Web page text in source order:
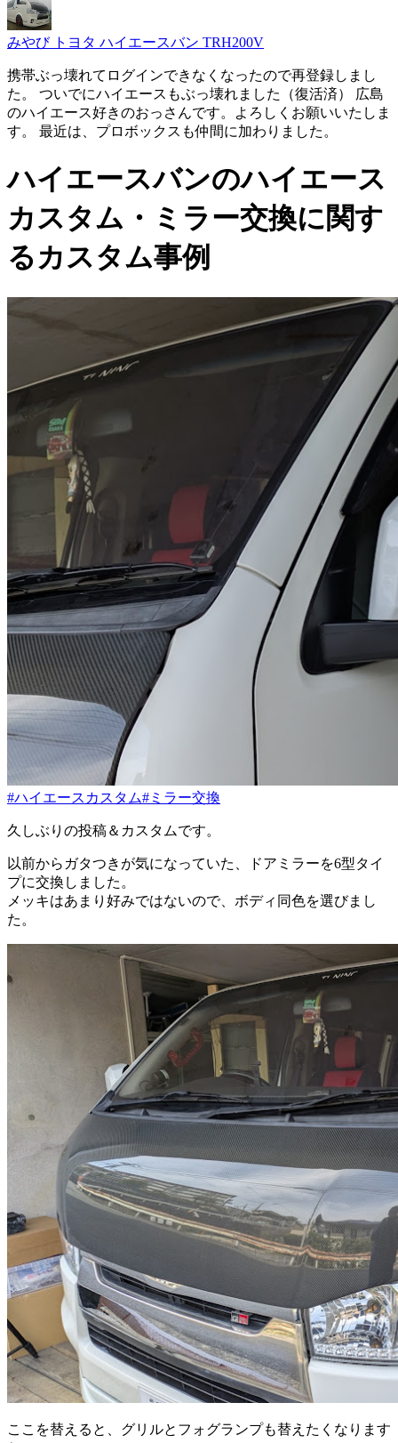
みやび トヨタ ハイエースバン TRH200V
携帯ぶっ壊れてログインできなくなったので再登録しまし
た。 ついでにハイエースもぶっ壊れました（復活済） 広島
のハイエース好きのおっさんです。よろしくお願いいたしま
す。 最近は、プロボックスも仲間に加わりました。
ハイエースバンのハイエース
カスタム・ミラー交換に関す
るカスタム事例
#ハイエースカスタム#ミラー交換
久しぶりの投稿＆カスタムです。
以前からガタつきが気になっていた、ドアミラーを6型タイ
プに交換しました。
メッキはあまり好みではないので、ボディ同色を選びまし
た。
ここを替えると、グリルとフォグランプも替えたくなります